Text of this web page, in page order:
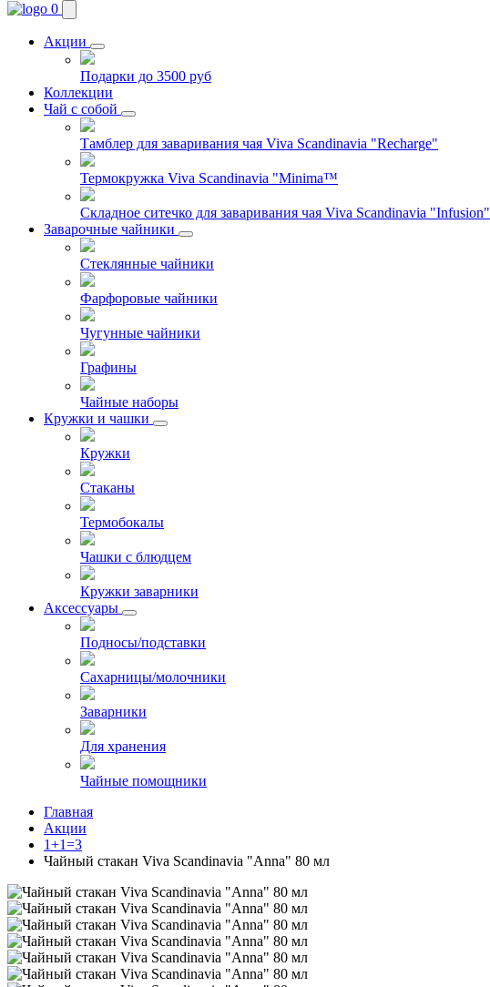
0
Акции
Подарки до 3500 руб
Коллекции
Чай с собой
Тамблер для заваривания чая Viva Scandinavia "Recharge"
Термокружка Viva Scandinavia "Minima™
Складное ситечко для заваривания чая Viva Scandinavia "Infusion"
Заварочные чайники
Стеклянные чайники
Фарфоровые чайники
Чугунные чайники
Графины
Чайные наборы
Кружки и чашки
Кружки
Стаканы
Термобокалы
Чашки с блюдцем
Кружки заварники
Аксессуары
Подносы/подставки
Сахарницы/молочники
Заварники
Для хранения
Чайные помощники
Главная
Акции
1+1=3
Чайный стакан Viva Scandinavia "Anna" 80 мл